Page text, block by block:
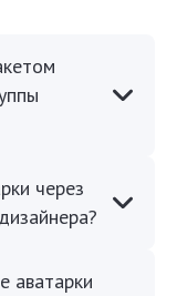
через
аватарки